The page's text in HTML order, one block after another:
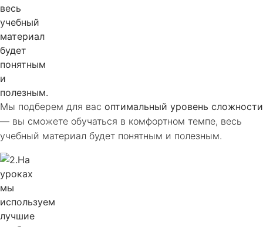
Мы подберем для вас оптимальный уровень сложности
— вы сможете обучаться в комфортном темпе, весь
учебный материал будет понятным и полезным.